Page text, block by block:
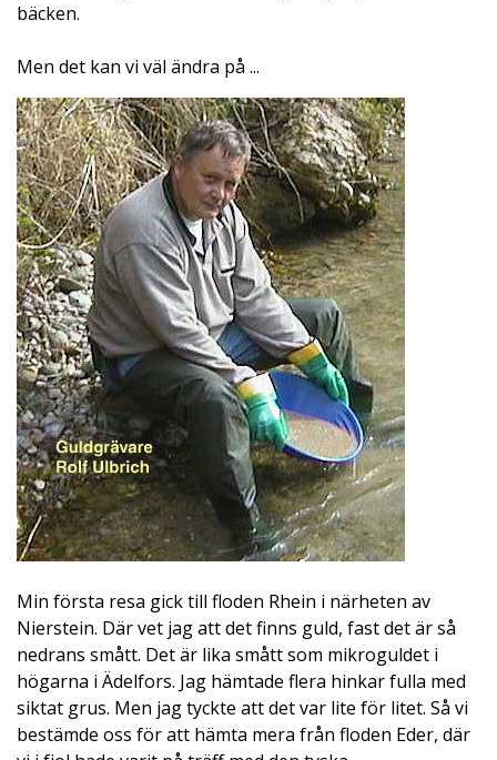
bäcken.
Men det kan vi väl ändra på ...
Min första resa gick till floden Rhein i närheten av
Nierstein. Där vet jag att det finns guld, fast det är så
nedrans smått. Det är lika smått som mikroguldet i
högarna i Ädelfors. Jag hämtade flera hinkar fulla med
siktat grus. Men jag tyckte att det var lite för litet. Så vi
bestämde oss för att hämta mera från floden Eder, där